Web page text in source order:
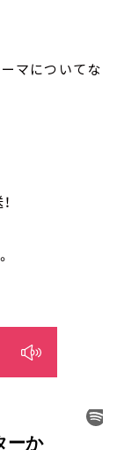
マについてな
送！
ぞ。